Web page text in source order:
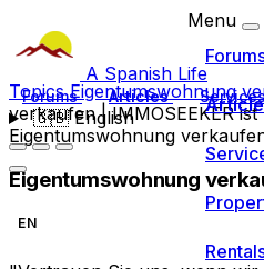
A Spanish Life
Forums Articles
🇬🇧English
Menu
TopicsEigentumswohnung
verkaufen | IMMOSEEKER
Eigentumswohnung
Eigentumswohnung
EN